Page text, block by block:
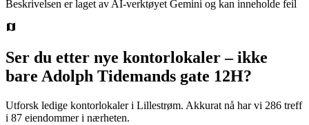
Beskrivelsen er laget av AI-verktøyet Gemini og kan inneholde feil
Ser du etter nye kontorlokaler – ikke
bare Adolph Tidemands gate 12H?
Utforsk ledige kontorlokaler i Lillestrøm. Akkurat nå har vi 286 treff
i 87 eiendommer i nærheten.